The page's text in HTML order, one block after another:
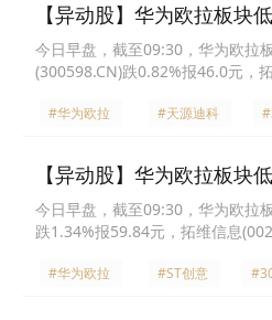
【异动股】华为欧拉板块
今日早盘，截至09:30，华为欧拉
(300598.CN)跌0.82%报46.0元，
#华为欧拉 #天源迪科
【异动股】华为欧拉板块
今日早盘，截至09:30，华为欧拉
跌1.34%报59.84元，拓维信息
#华为欧拉 #ST创意